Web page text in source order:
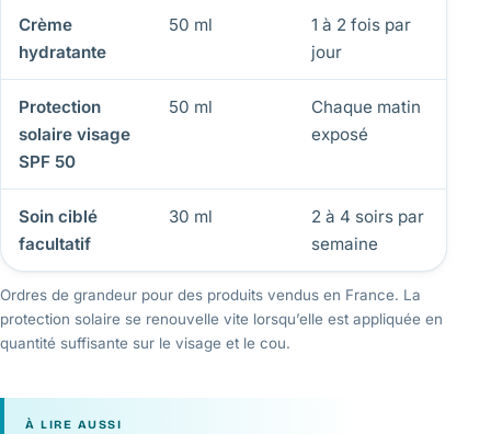
Crème
hydratante
50 ml
1 à 2 fois par
jour
Protection
solaire visage
SPF 50
50 ml
Chaque matin
exposé
Soin ciblé
facultatif
30 ml
2 à 4 soirs par
semaine
Ordres de grandeur pour des produits vendus en France. La
protection solaire se renouvelle vite lorsqu’elle est appliquée en
quantité suffisante sur le visage et le cou.
À LIRE AUSSI